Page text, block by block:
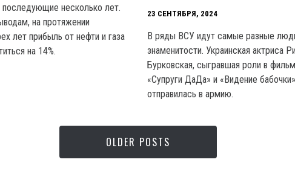
несколько лет.
на протяжении
лет прибыль от нефти и газа
на 14%.
23 СЕНТЯБРЯ, 2024
В ряды ВСУ идут самые разные
знаменитости. Украинская актриса
Бурковская, сыгравшая роли в
«Супруги ДаДа» и «Видение
отправилась в армию.
OLDER POSTS